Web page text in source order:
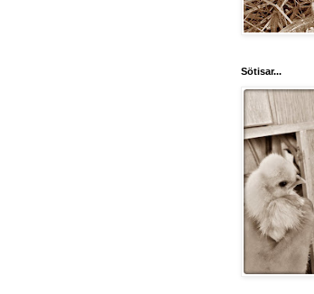
Sötisar...